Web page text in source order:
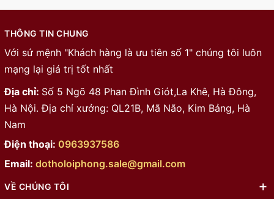
THÔNG TIN CHUNG
Với sứ mệnh "Khách hàng là ưu tiên số 1" chúng tôi luôn
mạng lại giá trị tốt nhất
Địa chỉ: Số 5 Ngõ 48 Phan Đình Giót,La Khê, Hà Đông,
Hà Nội. Địa chỉ xưởng: QL21B, Mã Não, Kim Bảng, Hà
Nam
Điện thoại: 0963937586
Email: dotholoiphong.sale@gmail.com
VỀ CHÚNG TÔI